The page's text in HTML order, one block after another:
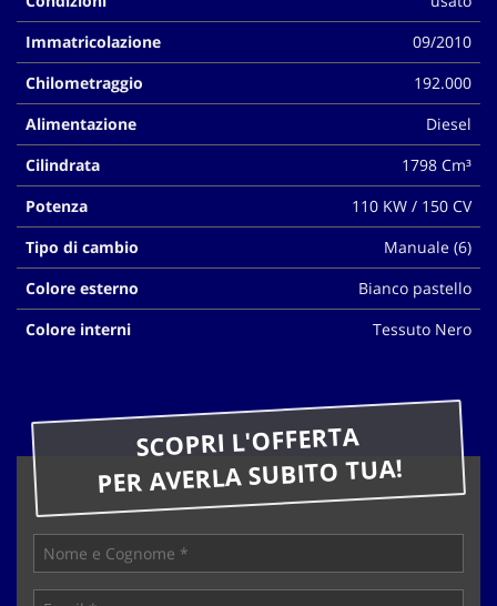
Immatricolazione
09/2010
Chilometraggio
192.000
Alimentazione
Diesel
Cilindrata
1798 Cm³
Potenza
110 KW / 150 CV
Tipo di cambio
Manuale (6)
Colore esterno
Bianco pastello
Colore interni
Tessuto Nero
SCOPRI L'OFFERTA
PER AVERLA SUBITO TUA!
questi
strumenti
di
tracciamento
si
rimanda
alla
cookie
policy.
Puoi
rivedere
e
modificare
le
tue
momento.
Cookie necessari